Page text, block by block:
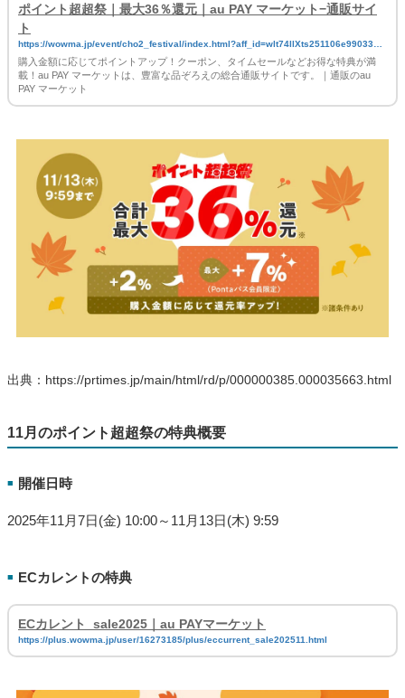
ポイント超超祭｜最大36％還元｜au PAY マーケット−通販サイ
ト
https://wowma.jp/event/cho2_festival/index.html?aff_id=wlt74llXts251106e990331X
cpg01Xmal
購入金額に応じてポイントアップ！クーポン、タイムセールなどお得な特典が満
載！au PAY マーケットは、豊富な品ぞろえの総合通販サイトです。｜通販のau
PAY マーケット
出典：https://prtimes.jp/main/html/rd/p/000000385.000035663.html
11月のポイント超超祭の特典概要
■ 開催日時
2025年11月7日(金) 10:00～11月13日(木) 9:59
■ ECカレントの特典
ECカレント_sale2025｜au PAYマーケット
https://plus.wowma.jp/user/16273185/plus/eccurrent_sale202511.html